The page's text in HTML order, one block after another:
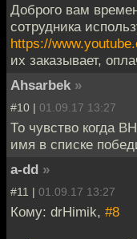
Доброго вам
сотрудника
https://
их заказывает,
Ahsarbek »
#10 | 01.09.17 13:27
То чувство когда
имя в списке
a-dd »
#11 | 01.09.17 13:27
Кому: drHimik, #8